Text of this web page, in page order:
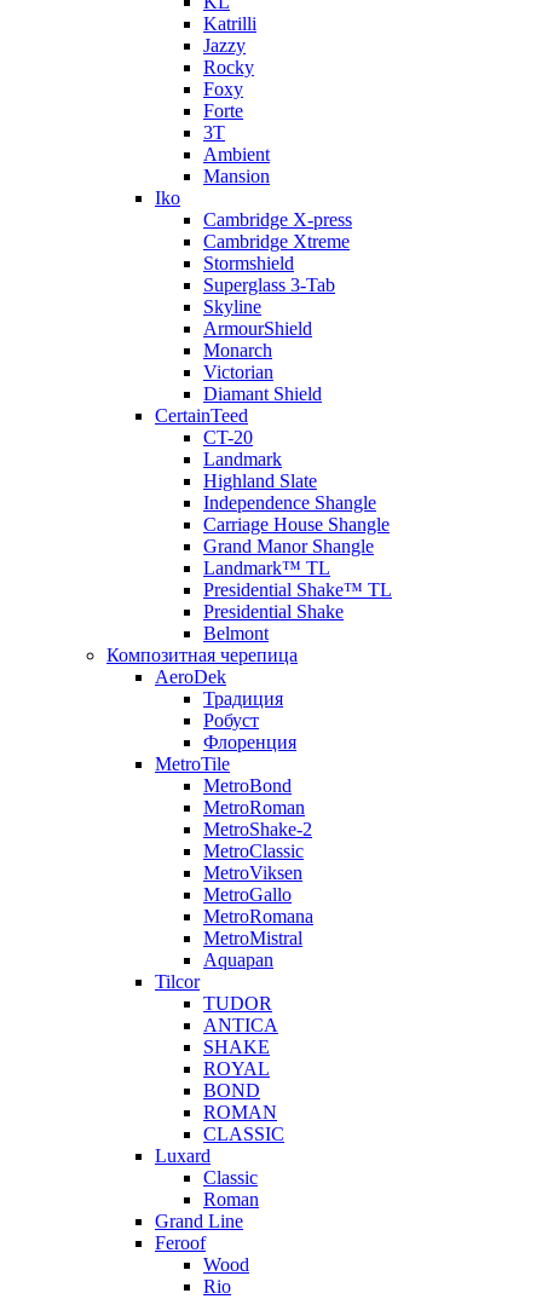
Katrilli
Jazzy
Rocky
Foxy
Forte
3T
Ambient
Mansion
Iko
Cambridge X-press
Cambridge Xtreme
Stormshield
Superglass 3-Tab
Skyline
ArmourShield
Monarch
Victorian
Diamant Shield
CertainTeed
CT-20
Landmark
Highland Slate
Independence Shangle
Carriage House Shangle
Grand Manor Shangle
Landmark™ TL
Presidential Shake™ TL
Presidential Shake
Belmont
Композитная черепица
AeroDek
Традиция
Робуст
Флоренция
MetroTile
MetroBond
MetroRoman
MetroShake-2
MetroClassic
MetroViksen
MetroGallo
MetroRomana
MetroMistral
Aquapan
Tilcor
TUDOR
ANTICA
SHAKE
ROYAL
BOND
ROMAN
CLASSIC
Luxard
Classic
Roman
Grand Line
Feroof
Wood
Rio